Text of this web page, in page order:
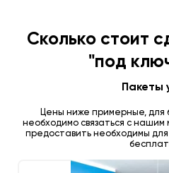
Сколько стоит
"под
Пакеты
Цены ниже примерные, для
необходимо связаться с
предоставить необходимы